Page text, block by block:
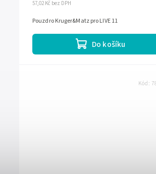
57,02 Kč bez DPH
Do košíku
Pouzdro Kruger&Matz pro LIVE 11
Kód: